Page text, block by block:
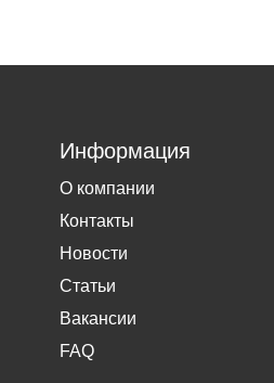
Информация
О компании
Контакты
Новости
Статьи
Вакансии
FAQ